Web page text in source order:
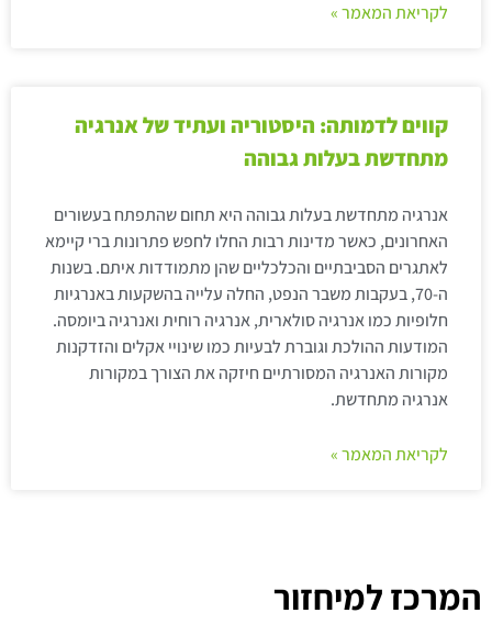
לקריאת המאמר »
קווים לדמותה: היסטוריה ועתיד של אנרגיה
מתחדשת בעלות גבוהה
אנרגיה מתחדשת בעלות גבוהה היא תחום שהתפתח בעשורים
האחרונים, כאשר מדינות רבות החלו לחפש פתרונות ברי קיימא
לאתגרים הסביבתיים והכלכליים שהן מתמודדות איתם. בשנות
ה-70, בעקבות משבר הנפט, החלה עלייה בהשקעות באנרגיות
חלופיות כמו אנרגיה סולארית, אנרגיה רוחית ואנרגיה ביומסה.
המודעות ההולכת וגוברת לבעיות כמו שינויי אקלים והזדקנות
מקורות האנרגיה המסורתיים חיזקה את הצורך במקורות
אנרגיה מתחדשת.
לקריאת המאמר »
המרכז למיחזור